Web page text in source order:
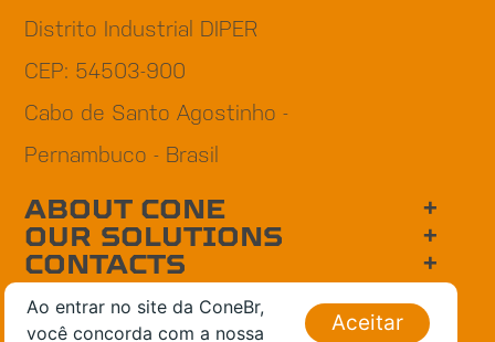
Ao entrar no site da ConeBr,
você concorda com a nossa
Aceitar
Distrito Industrial DIPER
CEP: 54503-900
Cabo de Santo Agostinho -
Pernambuco - Brasil
ABOUT CONE
OUR SOLUTIONS
CONTACTS
INNOVATION
CNPJ: 11.860.795/0001-24